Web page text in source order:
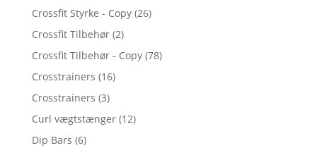
Crossfit Styrke - Copy (26)
Crossfit Tilbehør (2)
Crossfit Tilbehør - Copy (78)
Crosstrainers (16)
Crosstrainers (3)
Curl vægtstænger (12)
Dip Bars (6)